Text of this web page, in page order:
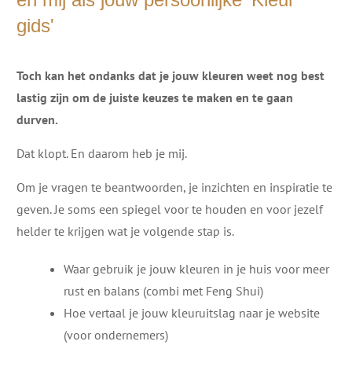
gids'
Toch kan het ondanks dat je jouw kleuren weet nog best
lastig zijn om de juiste keuzes te maken en te gaan
durven.
Dat klopt. En daarom heb je mij.
Om je vragen te beantwoorden, je inzichten en inspiratie te
geven. Je soms een spiegel voor te houden en voor jezelf
helder te krijgen wat je volgende stap is.
Waar gebruik je jouw kleuren in je huis voor meer
rust en balans (combi met Feng Shui)
Hoe vertaal je jouw kleuruitslag naar je website
(voor ondernemers)